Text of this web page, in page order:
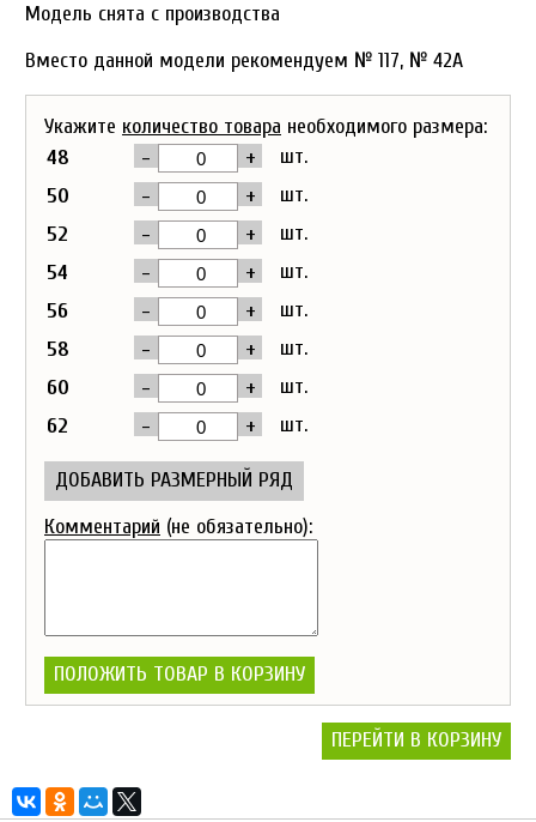
Модель снята с производства
Вместо данной модели рекомендуем № 117, № 42А
Укажите количество товара необходимого размера:
48
- +
шт.
50
- +
шт.
52
- +
шт.
54
- +
шт.
56
- +
шт.
58
- +
шт.
60
- +
шт.
62
- + шт.
ДОБАВИТЬ РАЗМЕРНЫЙ РЯД
Комментарий (не обязательно):
ПОЛОЖИТЬ ТОВАР В КОРЗИНУ
ПЕРЕЙТИ В КОРЗИНУ